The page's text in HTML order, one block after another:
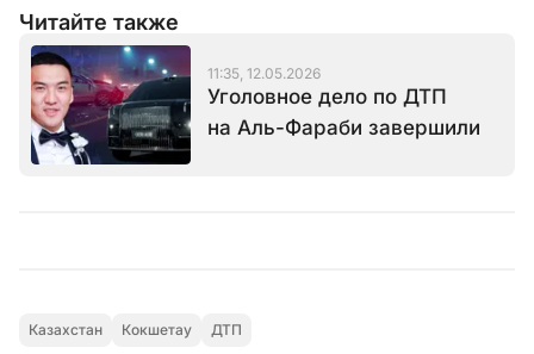
Читайте также
11:35, 12.05.2026
Уголовное дело по ДТП
на Аль-Фараби завершили
Казахстан Кокшетау ДТП